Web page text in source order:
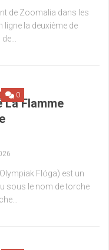
de Zoomalia dans les
ligne la deuxième de
0
La Flamme
Flóga) est un
sous le nom de torche